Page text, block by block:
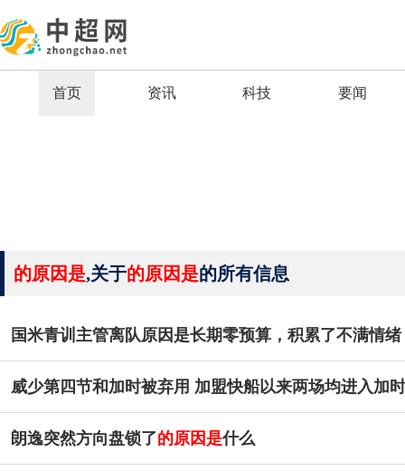
首页 资讯 科技 要闻
的原因是,关于的原因是的所有信息
国米青训主管离队原因是长期零预算，积累了不满情
威少第四节和加时被弃用 加盟快船以来两场均进入加
朗逸突然方向盘锁了的原因是什么